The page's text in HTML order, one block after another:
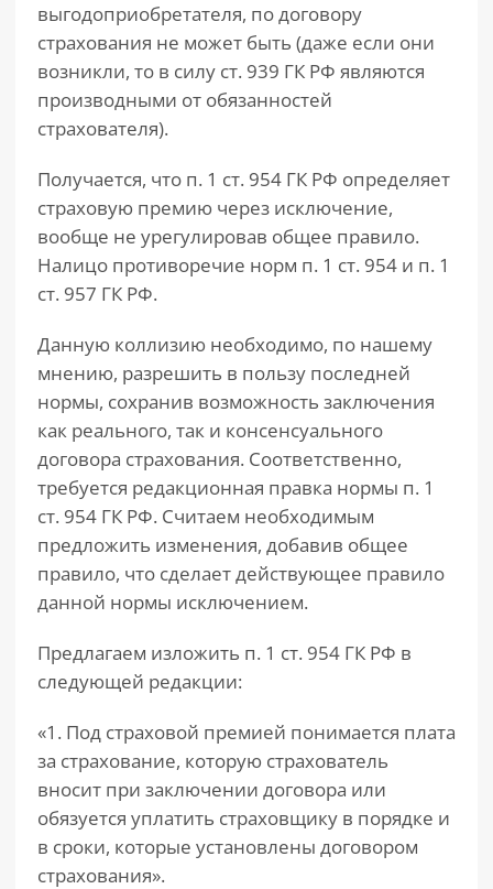
выгодоприобретателя, по договору
страхования не может быть (даже если они
возникли, то в силу ст. 939 ГК РФ являются
производными от обязанностей
страхователя).
Получается, что п. 1 ст. 954 ГК РФ определяет
страховую премию через исключение,
вообще не урегулировав общее правило.
Налицо противоречие норм п. 1 ст. 954 и п. 1
ст. 957 ГК РФ.
Данную коллизию необходимо, по нашему
мнению, разрешить в пользу последней
нормы, сохранив возможность заключения
как реального, так и консенсуального
договора страхования. Соответственно,
требуется редакционная правка нормы п. 1
ст. 954 ГК РФ. Считаем необходимым
предложить изменения, добавив общее
правило, что сделает действующее правило
данной нормы исключением.
Предлагаем изложить п. 1 ст. 954 ГК РФ в
следующей редакции:
«1. Под страховой премией понимается плата
за страхование, которую страхователь
вносит при заключении договора или
обязуется уплатить страховщику в порядке и
в сроки, которые установлены договором
страхования».